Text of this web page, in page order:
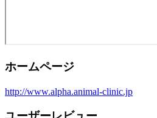
ホームページ
http://www.alpha.animal-clinic.jp